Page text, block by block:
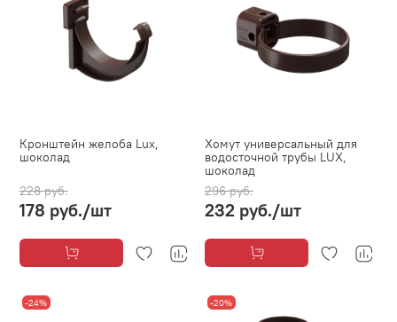
Кронштейн желоба Lux,
шоколад
228 руб.
178 руб./шт
Хомут универсальный для
водосточной трубы LUX,
шоколад
296 руб.
232 руб./шт
-24% -20%